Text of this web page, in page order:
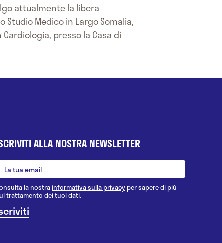
attualmente la libera
Studio Medico in Largo Somalia,
presso la Casa di
ALLA NOSTRA NEWSLETTER
la nostrainformativa sulla privacy per sapere di più
trattamento dei tuoi dati.